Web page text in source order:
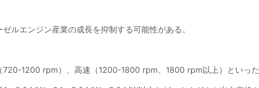
ルエンジン産業の成長を抑制する可能性がある。
1200 rpm）、高速（1200-1800 rpm、1800 rpm以上）といった